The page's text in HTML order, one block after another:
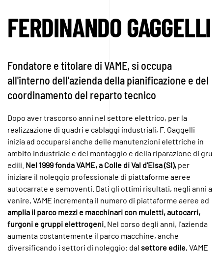
FERDINANDO GAGGELLI
Fondatore e titolare di VAME, si occupa
all'interno dell'azienda della pianificazione e del
coordinamento del reparto tecnico
Dopo aver trascorso anni nel settore elettrico, per la
realizzazione di quadri e cablaggi industriali, F. Gaggelli
inizia ad occuparsi anche delle manutenzioni elettriche in
ambito industriale e del montaggio e della riparazione di gru
edili. Nel 1999 fonda VAME, a Colle di Val d'Elsa (SI), per
iniziare il noleggio professionale di piattaforme aeree
autocarrate e semoventi. Dati gli ottimi risultati, negli anni a
venire, VAME incrementa il numero di piattaforme aeree ed
amplia il parco mezzi e macchinari con muletti, autocarri,
furgoni e gruppi elettrogeni. Nel corso degli anni, l'azienda
aumenta costantemente il parco macchine, anche
diversificando i settori di noleggio: dal settore edile, VAME